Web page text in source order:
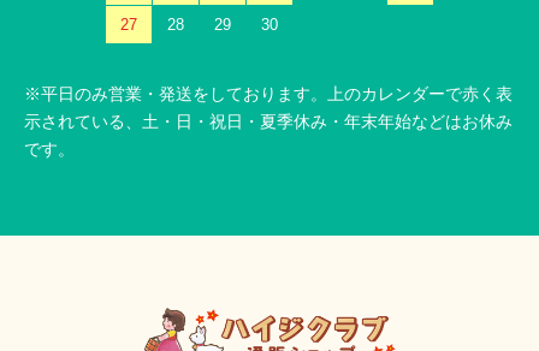
27 28 29 30
※平日のみ営業・発送をしております。上のカレンダーで赤く表
示されている、土・日・祝日・夏季休み・年末年始などはお休み
です。